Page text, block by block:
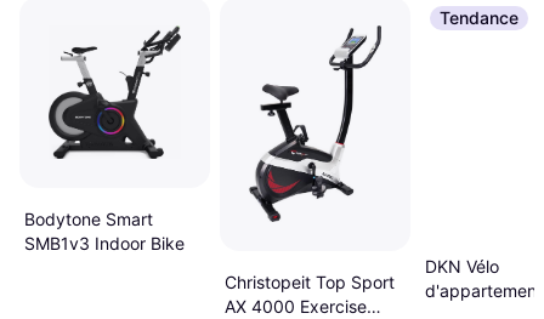
Bodytone Smart
SMB1v3 Indoor Bike
Christopeit Top Sport
AX 4000 Exercise
Tendance
DKN Vélo
d'appartement